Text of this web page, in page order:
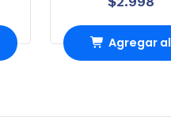
Agregar al